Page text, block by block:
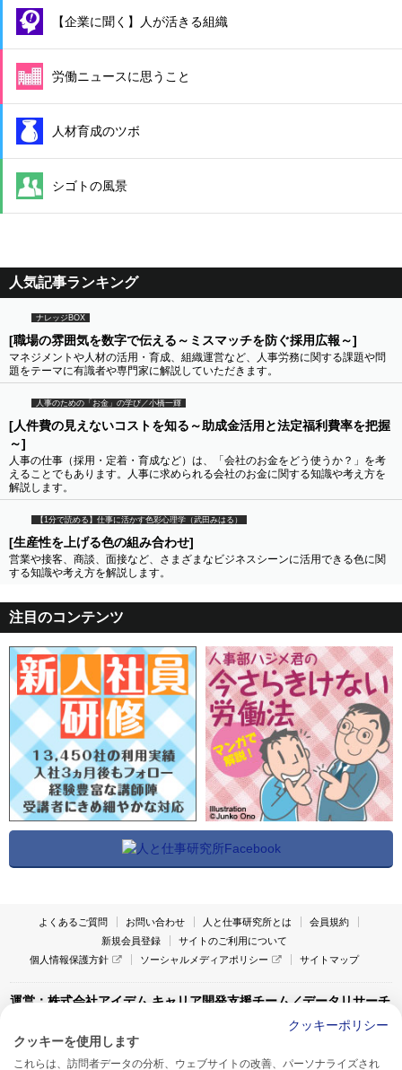
【企業に聞く】人が活きる組織
労働ニュースに思うこと
人材育成のツボ
シゴトの風景
人気記事ランキング
ナレッジBOX
[職場の雰囲気を数字で伝える～ミスマッチを防ぐ採用広報～]
マネジメントや人材の活用・育成、組織運営など、人事労務に関する課題や問
題をテーマに有識者や専門家に解説していただきます。
人事のための「お金」の学び／小橋一輝
[人件費の見えないコストを知る～助成金活用と法定福利費率を把握
～]
人事の仕事（採用・定着・育成など）は、「会社のお金をどう使うか？」を考
えることでもあります。人事に求められる会社のお金に関する知識や考え方を
解説します。
【1分で読める】仕事に活かす色彩心理学（武田みはる）
[生産性を上げる色の組み合わせ]
営業や接客、商談、面接など、さまざまなビジネスシーンに活用できる色に関
する知識や考え方を解説します。
注目のコンテンツ
よくあるご質問 お問い合わせ 人と仕事研究所とは
会員規約
新規会員登録
サイトのご利用について
個人情報保護方針
ソーシャルメディアポリシー サイトマップ
運営：株式会社アイデム キャリア開発支援チーム／データリサーチ
〒160-0022 東京都新宿区新宿1-4-10
アイデム本社ビル TEL:03-5269-6020
クッキーポリシー
クッキーを使用します
これらは、訪問者データの分析、ウェブサイトの改善、パーソナライズされ